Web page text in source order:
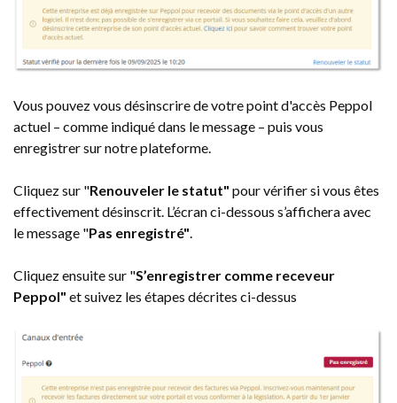
Vous pouvez vous désinscrire de votre point d'accès Peppol
actuel – comme indiqué dans le message – puis vous
enregistrer sur notre plateforme.
Cliquez sur "Renouveler le statut" pour vérifier si vous êtes
effectivement désinscrit. L’écran ci-dessous s’affichera avec
le message "Pas enregistré".
Cliquez ensuite sur "S’enregistrer comme receveur
Peppol" et suivez les étapes décrites ci-dessus